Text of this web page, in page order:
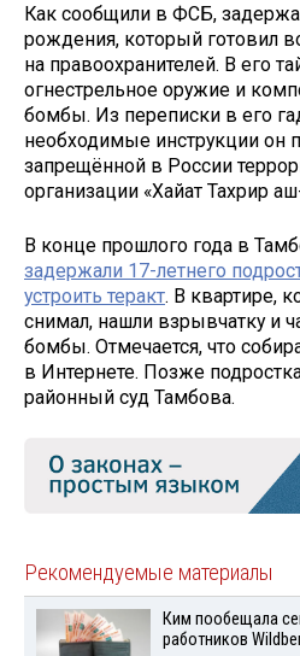
Как сообщили в ФСБ,
рождения, который готовил
на правоохранителей. В его
огнестрельное оружие и
бомбы. Из переписки в его
необходимые инструкции он
запрещённой в России
организации «Хайат Тахрир
В конце прошлого года в
задержали 17-летнего
устроить теракт. В квартире,
снимал, нашли взрывчатку и
бомбы. Отмечается, что
в Интернете. Позже
районный суд Тамбова.
Рекомендуемые материалы
Ким пообещала
работников